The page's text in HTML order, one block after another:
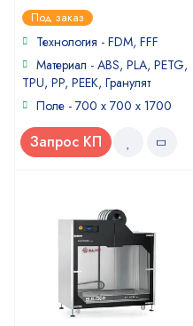
0
out
of
Под заказ
Технология - FDM, FFF
Материал - ABS, PLA, PETG,
TPU, PP, PEEK, Гранулят
Поле - 700 x 700 x 1700
Запрос КП